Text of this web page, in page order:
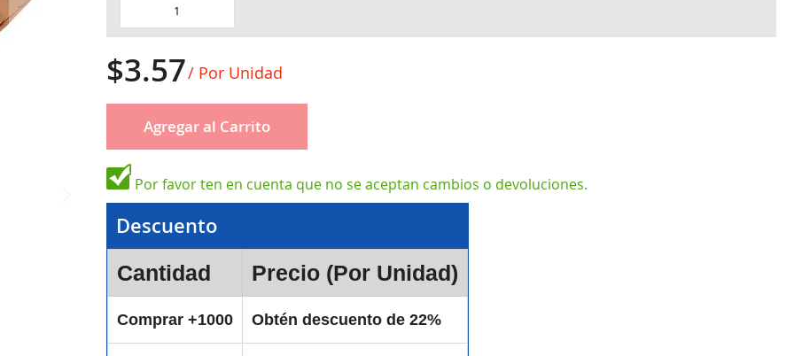
$3.57/ Por Unidad
Agregar al Carrito
Por favor ten en cuenta que no se aceptan cambios o devoluciones.
Descuento
Cantidad Precio (Por Unidad)
Comprar +1000 Obtén descuento de 22%